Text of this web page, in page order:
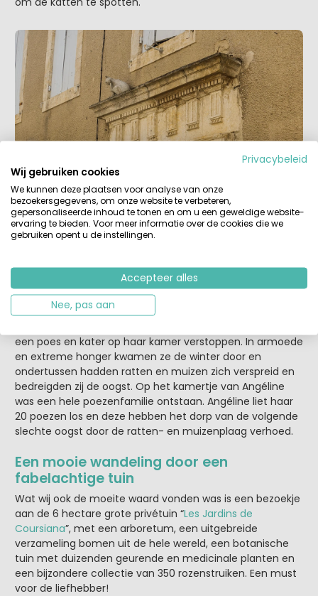
Even de legende van Angéline in La Romieu
en haar liefde voor katten in het kort:
Na het overlijden van haar vader en moeder werd in 1338
Angéline was gek op katten. Echter de winters die volgden
waren extreem streng en er ontstond hongersnood en de
katten in het dorp moesten eraan geloven. De
pleegouders van Angéline konden het niet over hun hart
een poes en kater op haar kamer verstoppen. In armoede
en extreme honger kwamen ze de winter door en
ondertussen hadden ratten en muizen zich verspreid en
bedreigden zij de oogst. Op het kamertje van Angéline
was een hele poezenfamilie ontstaan. Angéline liet haar
20 poezen los en deze hebben het dorp van de volgende
slechte oogst door de ratten- en muizenplaag verhoed.
Een mooie wandeling door een
fabelachtige tuin
Wat wij ook de moeite waard vonden was is een bezoekje
aan de 6 hectare grote privétuin “Les Jardins de
Coursiana”, met een arboretum, een uitgebreide
verzameling bomen uit de hele wereld, een botanische
tuin met duizenden geurende en medicinale planten en
een bijzondere collectie van 350 rozenstruiken. Een must
voor de liefhebber!
Privacybeleid
Wij gebruiken cookies
We kunnen deze plaatsen voor analyse van onze
bezoekersgegevens, om onze website te verbeteren,
gepersonaliseerde inhoud te tonen en om u een geweldige website-
ervaring te bieden. Voor meer informatie over de cookies die we
gebruiken opent u de instellingen.
Accepteer alles
Nee, pas aan